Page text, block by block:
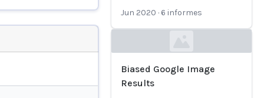
Jun 2020 · 6 informes
Biased Google Image
Results